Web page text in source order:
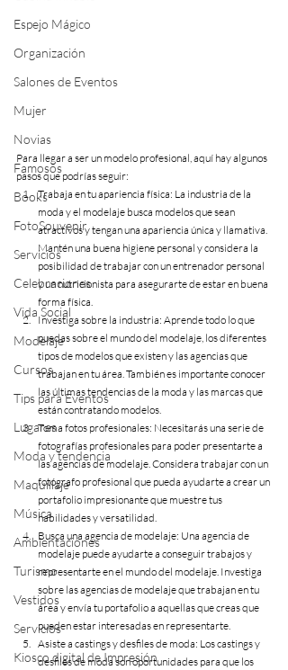
Espejo Mágico
Organización
Salones de Eventos
Mujer
Novias
Famosos
Books
FotoSouvenir
Servicios
Celebraciones
Vida Social
Modelaje
Cursos
Tips para Eventos
Lugares
Moda y tendencia
Maquillaje
Música
Ambientaciones
Turismo
Vestidos
Servicios
Kiosco digital de Impresión
Para llegar a ser un modelo profesional, aquí hay algunos
pasos que podrías seguir:
Trabaja en tu apariencia física: La industria de la
moda y el modelaje busca modelos que sean
atractivos y tengan una apariencia única y llamativa.
Mantén una buena higiene personal y considera la
posibilidad de trabajar con un entrenador personal
y un nutricionista para asegurarte de estar en buena
forma física.
Investiga sobre la industria: Aprende todo lo que
puedas sobre el mundo del modelaje, los diferentes
tipos de modelos que existen y las agencias que
trabajan en tu área. También es importante conocer
las últimas tendencias de la moda y las marcas que
están contratando modelos.
Toma fotos profesionales: Necesitarás una serie de
fotografías profesionales para poder presentarte a
las agencias de modelaje. Considera trabajar con un
fotógrafo profesional que pueda ayudarte a crear un
portafolio impresionante que muestre tus
habilidades y versatilidad.
Busca una agencia de modelaje: Una agencia de
modelaje puede ayudarte a conseguir trabajos y
representarte en el mundo del modelaje. Investiga
sobre las agencias de modelaje que trabajan en tu
área y envía tu portafolio a aquellas que creas que
pueden estar interesadas en representarte.
Asiste a castings y desfiles de moda: Los castings y
desfiles de moda son oportunidades para que los